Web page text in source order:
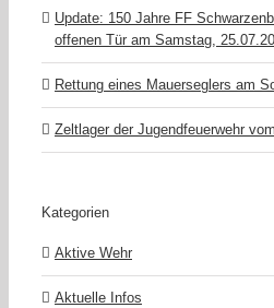
Update: 150 Jahre FF
offenen Tür am Samstag,
Rettung eines Mauerseglers am
Zeltlager der Jugendfeuerwehr
Kategorien
Aktive Wehr
Aktuelle Infos